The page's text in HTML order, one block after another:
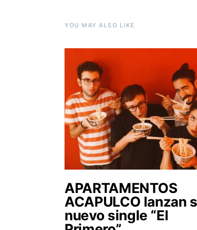
YOU MAY ALSO LIKE
APARTAMENTOS
ACAPULCO lanzan
nuevo single “El